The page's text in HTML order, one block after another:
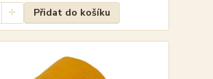
Přidat do košíku